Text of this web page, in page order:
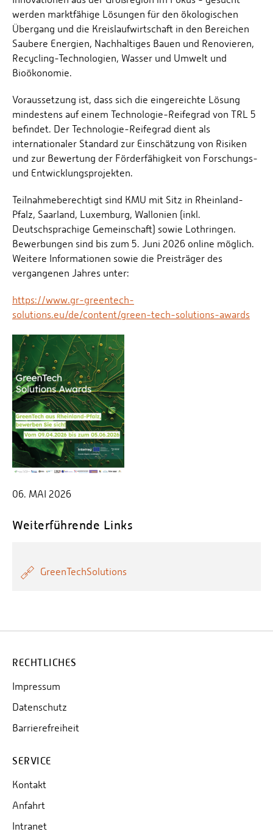
werden marktfähige Lösungen für den ökologischen
Übergang und die Kreislaufwirtschaft in den Bereichen
Saubere Energien, Nachhaltiges Bauen und Renovieren,
Recycling-Technologien, Wasser und Umwelt und
Bioökonomie.
Voraussetzung ist, dass sich die eingereichte Lösung
mindestens auf einem Technologie-Reifegrad von TRL 5
befindet. Der Technologie-Reifegrad dient als
internationaler Standard zur Einschätzung von Risiken
und zur Bewertung der Förderfähigkeit von Forschungs-
und Entwicklungsprojekten.
Teilnahmeberechtigt sind KMU mit Sitz in Rheinland-
Pfalz, Saarland, Luxemburg, Wallonien (inkl.
Deutschsprachige Gemeinschaft) sowie Lothringen.
Bewerbungen sind bis zum 5. Juni 2026 online möglich.
Weitere Informationen sowie die Preisträger des
vergangenen Jahres unter:
https://www.gr-greentech-
solutions.eu/de/content/green-tech-solutions-awards
06. MAI 2026
Weiterführende Links
GreenTechSolutions
RECHTLICHES
Impressum
Datenschutz
Barrierefreiheit
SERVICE
Kontakt
Anfahrt
Intranet